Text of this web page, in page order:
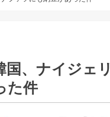
国、ナイジェリ
た件